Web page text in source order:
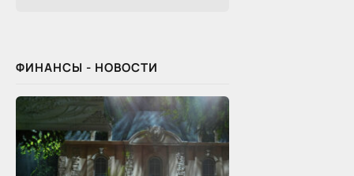
ФИНАНСЫ - НОВОСТИ